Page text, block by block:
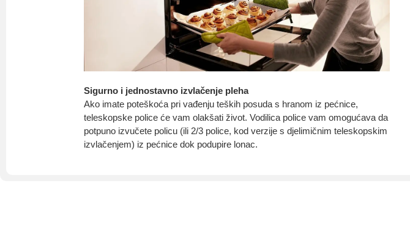
Sigurno i jednostavno izvlačenje pleha
Ako imate poteškoća pri vađenju teških posuda s hranom iz pećnice,
teleskopske police će vam olakšati život. Vodilica police vam omogućava da
potpuno izvučete policu (ili 2/3 police, kod verzije s djelimičnim teleskopskim
izvlačenjem) iz pećnice dok podupire lonac.